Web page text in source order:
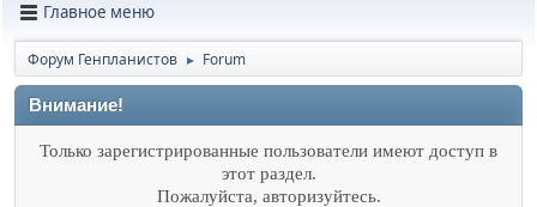
Главное меню
Форум Генпланистов ► Forum
Внимание!
Только зарегистрированные пользователи имеют доступ в
этот раздел.
Пожалуйста, авторизуйтесь.